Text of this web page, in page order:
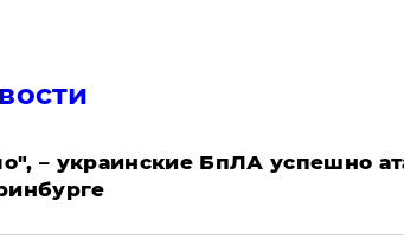
– украинские БпЛА успешно